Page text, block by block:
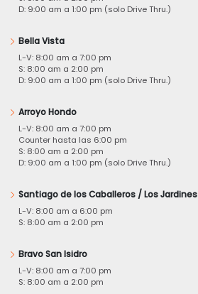
D: 9:00 am a 1:00 pm (solo Drive Thru.)
Bella Vista
L-V: 8:00 am a 7:00 pm
S: 8:00 am a 2:00 pm
D: 9:00 am a 1:00 pm (solo Drive Thru.)
Arroyo Hondo
L-V: 8:00 am a 7:00 pm
Counter hasta las 6:00 pm
S: 8:00 am a 2:00 pm
D: 9:00 am a 1:00 pm (solo Drive Thru.)
Santiago de los Caballeros / Los Jardines
L-V: 8:00 am a 6:00 pm
S: 8:00 am a 2:00 pm
Bravo San Isidro
L-V: 8:00 am a 7:00 pm
S: 8:00 am a 2:00 pm